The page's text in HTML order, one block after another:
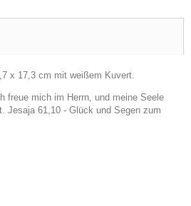
x 17,3 cm mit weißem Kuvert.
freue mich im Herrn, und meine Seele
Jesaja 61,10 - Glück und Segen zum